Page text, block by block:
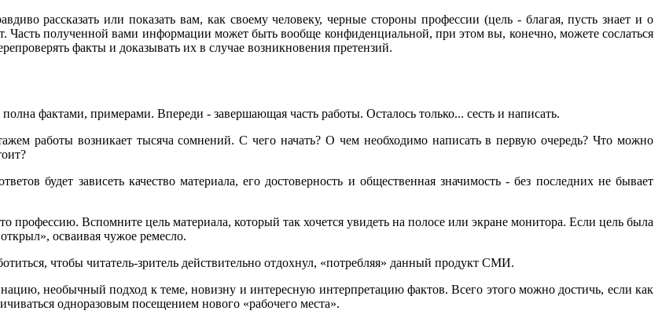
рассказать или показать вам, как своему человеку, черные стороны профессии (цель - благая, пусть знает и о
Часть полученной вами информации может быть вообще конфиденциальной, при этом вы, конечно, можете сослаться
факты и доказывать их в случае возникновения претензий.
фактами, примерами. Впереди - завершающая часть работы. Осталось только... сесть и написать.
работы возникает тысяча сомнений. С чего начать? О чем необходимо написать в первую очередь? Что можно
будет зависеть качество материала, его достоверность и общественная значимость - без последних не бывает
профессию. Вспомните цель материала, который так хочется увидеть на полосе или экране монитора. Если цель была
осваивая чужое ремесло.
чтобы читатель-зритель действительно отдохнул, «потребляя» данный продукт СМИ.
необычный подход к теме, новизну и интересную интерпретацию фактов. Всего этого можно достичь, если как
одноразовым посещением нового «рабочего места».